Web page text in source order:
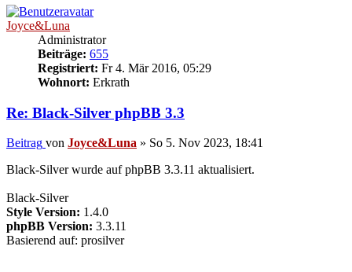
Joyce&Luna
Administrator
Beiträge: 655
Registriert: Fr 4. Mär 2016, 05:29
Wohnort: Erkrath
Re: Black-Silver phpBB 3.3
Beitrag von Joyce&Luna » So 5. Nov 2023, 18:41
Black-Silver wurde auf phpBB 3.3.11 aktualisiert.
Black-Silver
Style Version: 1.4.0
phpBB Version: 3.3.11
Basierend auf: prosilver